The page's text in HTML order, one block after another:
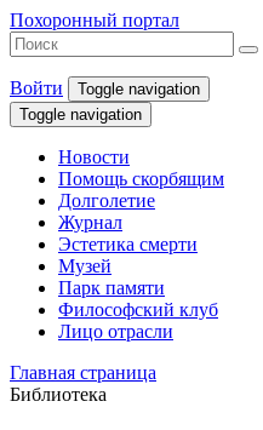
Похоронный портал
Войти
Toggle navigation
Toggle navigation
Новости
Помощь скорбящим
Долголетие
Журнал
Эстетика смерти
Музей
Парк памяти
Философский клуб
Лицо отрасли
Главная страница
Библиотека